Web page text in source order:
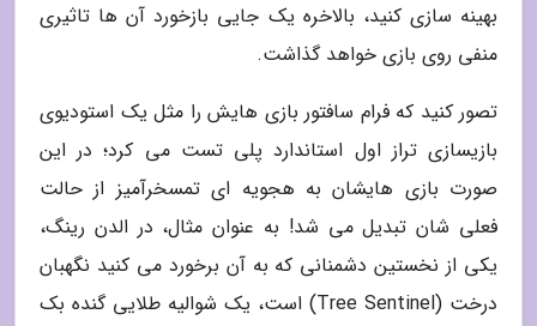
بهینه سازی کنید، بالاخره یک جایی بازخورد آن ها تاثیری
منفی روی بازی خواهد گذاشت.
تصور کنید که فرام سافتور بازی هایش را مثل یک استودیوی
بازیسازی تراز اول استاندارد پلی تست می کرد؛ در این
صورت بازی هایشان به هجویه ای تمسخرآمیز از حالت
فعلی شان تبدیل می شد! به عنوان مثال، در الدن رینگ،
یکی از نخستین دشمنانی که به آن برخورد می کنید نگهبان
درخت (Tree Sentinel) است، یک شوالیه طلایی گنده بک